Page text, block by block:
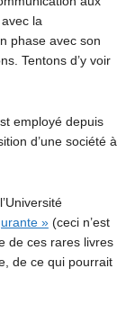
la
phase avec son
Tentons d’y voir
employé depuis
d’une société à
»(ceci n’est
de ces rares livres
de ce qui pourrait